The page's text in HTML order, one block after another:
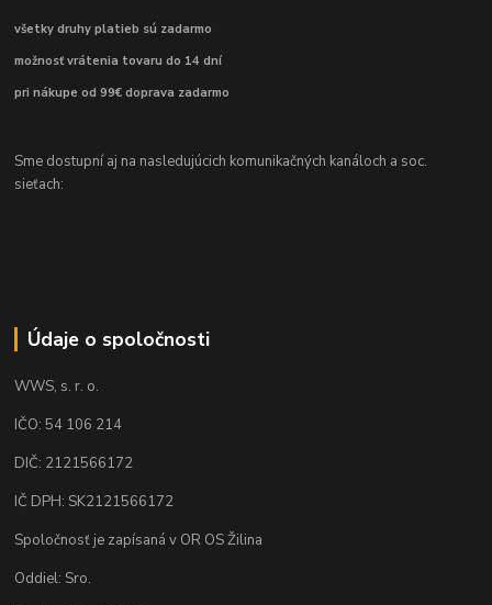
všetky druhy platieb sú zadarmo
možnosť vrátenia tovaru do 14 dní
pri nákupe od 99€ doprava zadarmo
Sme dostupní aj na nasledujúcich komunikačných kanáloch a soc.
sieťach:
Údaje o spoločnosti
WWS, s. r. o.
IČO: 54 106 214
DIČ: 2121566172
IČ DPH: SK2121566172
Spoločnosť je zapísaná v OR OS Žilina
Oddiel: Sro.